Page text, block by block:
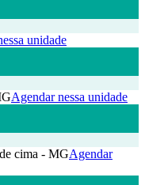
unidade
Agendar nessa unidade
cima - MGAgendar